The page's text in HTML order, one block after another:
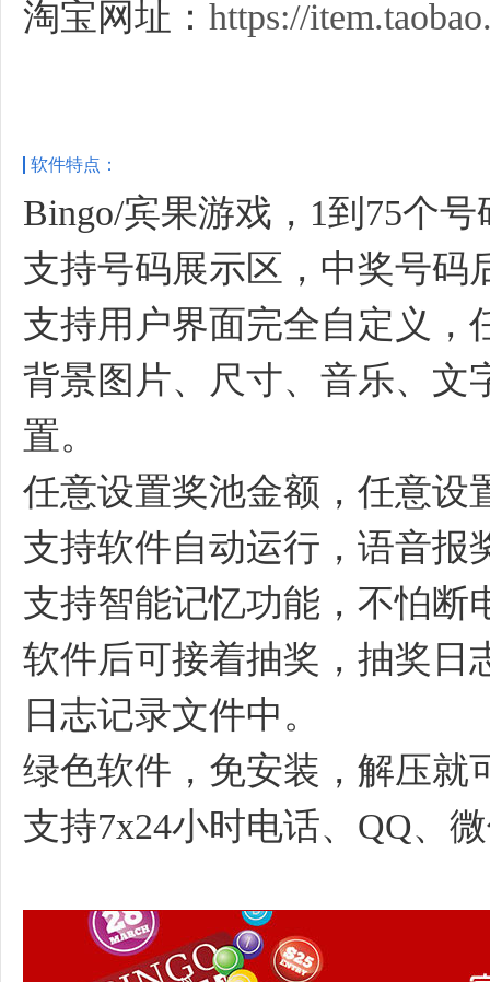
淘宝网址： https://
软件特点：
Bingo/宾果游戏，1到75个
支持号码展示区，中奖号码
支持用户界面完全自定义，
背景图片、尺寸、音乐、文
置。
任意设置奖池金额，任意设
支持软件自动运行，语音报
支持智能记忆功能，不怕断
软件后可接着抽奖，抽奖日
日志记录文件中。
绿色软件，免安装，解压就
支持7x24小时电话、QQ、